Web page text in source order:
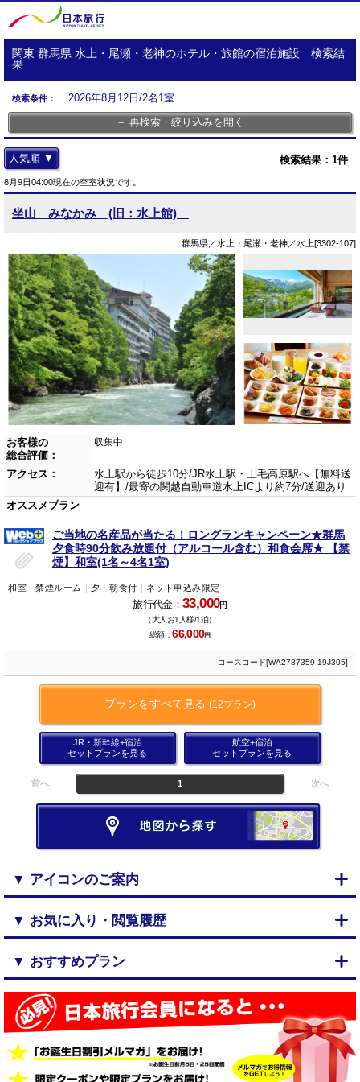
関東 群馬県 水上・尾瀬・老神のホテル・旅館の宿泊施設 検索結
果
検索条件：
2026年8月12日/2名1室
＋ 再検索・絞り込みを開く
検索結果： 1件
人気順 ▼
8月9日04:00現在の空室状況です。
坐山 みなかみ (旧：水上館)
群馬県／水上・尾瀬・老神／水上[3302-107]
お客様の
総合評価：
収集中
アクセス：
水上駅から徒歩10分/JR水上駅・上毛高原駅へ【無料送
迎有】/最寄の関越自動車道水上ICより約7分/送迎あり
オススメプラン
ご当地の名産品が当たる！ロングランキャンペーン★群馬
夕食時90分飲み放題付（アルコール含む）和食会席★ 【禁
煙】和室(1名～4名1室)
和室 禁煙ルーム 夕・朝食付 ネット申込み限定
旅行代金：33,000円
（大人お1人様/1泊）
総額：66,000円
コースコード[WA2787359-19J305]
プランをすべて見る (12プラン)
JR・新幹線+宿泊
セットプランを見る
航空+宿泊
セットプランを見る
前へ 1 次へ
▼ アイコンのご案内
▼ お気に入り・閲覧履歴
▼ おすすめプラン